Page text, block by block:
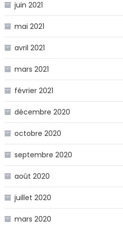
juin 2021
mai 2021
avril 2021
mars 2021
février 2021
décembre 2020
octobre 2020
septembre 2020
août 2020
juillet 2020
mars 2020